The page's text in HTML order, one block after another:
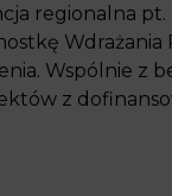
regionalna pt.
Wspólnie
z